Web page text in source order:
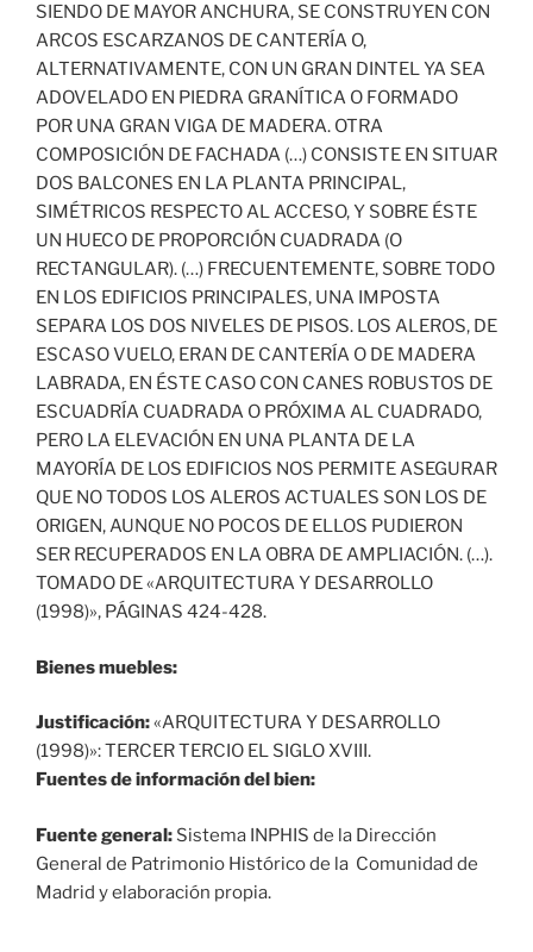
SIENDO DE MAYOR ANCHURA, SE CONSTRUYEN CON
ARCOS ESCARZANOS DE CANTERÍA O,
ALTERNATIVAMENTE, CON UN GRAN DINTEL YA SEA
ADOVELADO EN PIEDRA GRANÍTICA O FORMADO
POR UNA GRAN VIGA DE MADERA. OTRA
COMPOSICIÓN DE FACHADA (…) CONSISTE EN SITUAR
DOS BALCONES EN LA PLANTA PRINCIPAL,
SIMÉTRICOS RESPECTO AL ACCESO, Y SOBRE ÉSTE
UN HUECO DE PROPORCIÓN CUADRADA (O
RECTANGULAR). (…) FRECUENTEMENTE, SOBRE TODO
EN LOS EDIFICIOS PRINCIPALES, UNA IMPOSTA
SEPARA LOS DOS NIVELES DE PISOS. LOS ALEROS, DE
ESCASO VUELO, ERAN DE CANTERÍA O DE MADERA
LABRADA, EN ÉSTE CASO CON CANES ROBUSTOS DE
ESCUADRÍA CUADRADA O PRÓXIMA AL CUADRADO,
PERO LA ELEVACIÓN EN UNA PLANTA DE LA
MAYORÍA DE LOS EDIFICIOS NOS PERMITE ASEGURAR
QUE NO TODOS LOS ALEROS ACTUALES SON LOS DE
ORIGEN, AUNQUE NO POCOS DE ELLOS PUDIERON
SER RECUPERADOS EN LA OBRA DE AMPLIACIÓN. (…).
TOMADO DE «ARQUITECTURA Y DESARROLLO
(1998)», PÁGINAS 424-428.
Bienes muebles:
Justificación:«ARQUITECTURA Y DESARROLLO
(1998)»: TERCER TERCIO EL SIGLO XVIII.
Fuentes de información del bien:
Fuente general: Sistema INPHIS de la Dirección
General de Patrimonio Histórico de la Comunidad de
Madrid y elaboración propia.